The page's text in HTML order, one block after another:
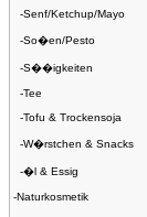
-Senf/Ketchup/Mayo
-So�en/Pesto
-S��igkeiten
-Tee
-Tofu & Trockensoja
-W�rstchen & Snacks
-�l & Essig
-Naturkosmetik